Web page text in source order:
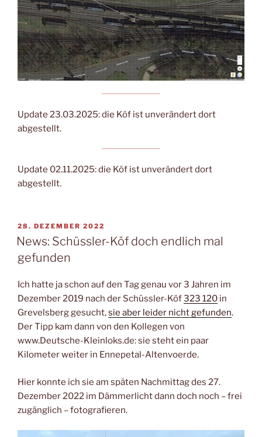
Update 23.03.2025: die Köf ist unverändert dort
abgestellt.
Update 02.11.2025: die Köf ist unverändert dort
abgestellt.
VERÖFFENTLICHT
AM
28. DEZEMBER 2022
News: Schüssler-Köf doch endlich mal
gefunden
Ich hatte ja schon auf den Tag genau vor 3 Jahren im
Dezember 2019 nach der Schüssler-Köf323 120 in
Grevelsberg gesucht,sie aber leider nicht gefunden.
Der Tipp kam dann von den Kollegen von
www.Deutsche-Kleinloks.de: sie steht ein paar
Kilometer weiter in Ennepetal-Altenvoerde.
Hier konnte ich sie am späten Nachmittag des 27.
Dezember 2022 im Dämmerlicht dann doch noch – frei
zugänglich – fotografieren.